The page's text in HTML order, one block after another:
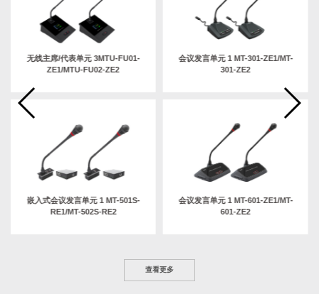
无线主席/代表单元 3MTU-FU01-
ZE1/MTU-FU02-ZE2
嵌入式会议发言单元 1 MT-501S-
RE1/MT-502S-RE2
会议发言单元 1 MT-301-ZE1/MT-
301-ZE2
会议发言单元 1 MT-601-ZE1/MT-
601-ZE2
查看更多